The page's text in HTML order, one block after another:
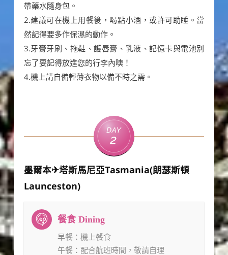
帶藥水隨身包。
2.建議可在機上用餐後，喝點小酒，或許可助睡。當
然記得要多作保濕的動作。
3.牙膏牙刷、拖鞋、護唇膏、乳液、記憶卡與電池別
忘了要記得放進您的行李內噢！
4.機上請自備輕薄衣物以備不時之需。
Day
2
墨爾本✈塔斯馬尼亞Tasmania(朗瑟斯頓
Launceston)
早餐 ：機上餐食
午餐 ：配合航班時間，敬請自理